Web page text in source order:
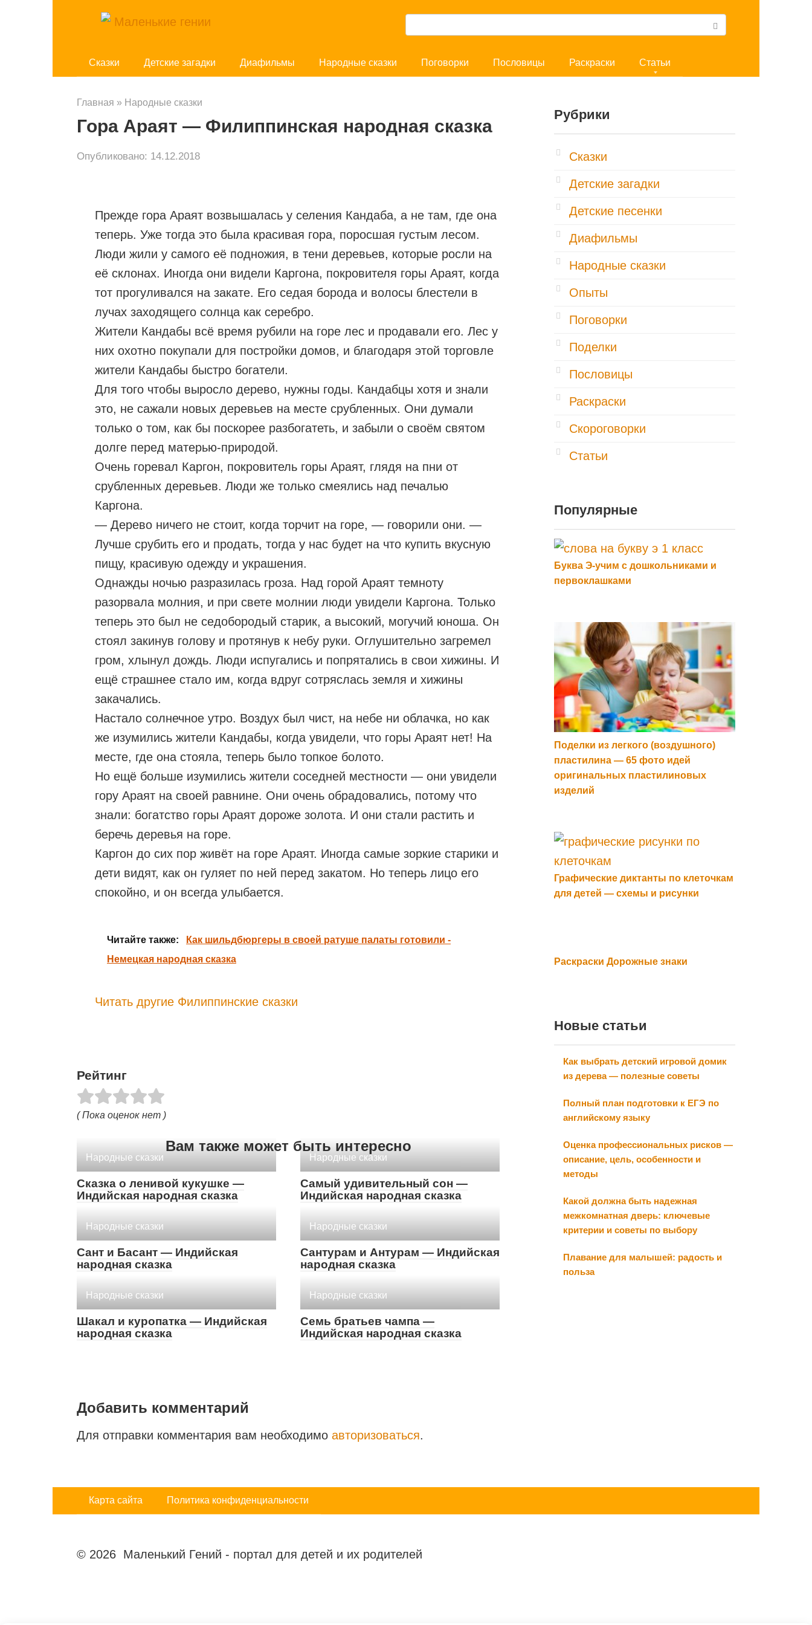
:
Cказки Детские загадки Диафильмы Народные сказки Поговорки Пословицы Раскраски Статьи
Главная » Народные сказки
Гора Араят — Филиппинская народная сказка
Опубликовано: 14.12.2018
Прежде гора Араят возвышалась у селения Кандаба, а не там, где она
теперь. Уже тогда это была красивая гора, поросшая густым лесом.
Люди жили у самого её подножия, в тени деревьев, которые росли на
её склонах. Иногда они видели Каргона, покровителя горы Араят, когда
тот прогуливался на закате. Его седая борода и волосы блестели в
лучах заходящего солнца как серебро.
Жители Кандабы всё время рубили на горе лес и продавали его. Лес у
них охотно покупали для постройки домов, и благодаря этой торговле
жители Кандабы быстро богатели.
Для того чтобы выросло дерево, нужны годы. Кандабцы хотя и знали
это, не сажали новых деревьев на месте срубленных. Они думали
только о том, как бы поскорее разбогатеть, и забыли о своём святом
долге перед матерью-природой.
Очень горевал Каргон, покровитель горы Араят, глядя на пни от
срубленных деревьев. Люди же только смеялись над печалью
Каргона.
— Дерево ничего не стоит, когда торчит на горе, — говорили они. —
Лучше срубить его и продать, тогда у нас будет на что купить вкусную
пищу, красивую одежду и украшения.
Однажды ночью разразилась гроза. Над горой Араят темноту
разорвала молния, и при свете молнии люди увидели Каргона. Только
теперь это был не седобородый старик, а высокий, могучий юноша. Он
стоял закинув голову и протянув к небу руки. Оглушительно загремел
гром, хлынул дождь. Люди испугались и попрятались в свои хижины. И
ещё страшнее стало им, когда вдруг сотряслась земля и хижины
закачались.
Настало солнечное утро. Воздух был чист, на небе ни облачка, но как
же изумились жители Кандабы, когда увидели, что горы Араят нет! На
месте, где она стояла, теперь было топкое болото.
Но ещё больше изумились жители соседней местности — они увидели
гору Араят на своей равнине. Они очень обрадовались, потому что
знали: богатство горы Араят дороже золота. И они стали растить и
беречь деревья на горе.
Каргон до сих пор живёт на горе Араят. Иногда самые зоркие старики и
дети видят, как он гуляет по ней перед закатом. Но теперь лицо его
спокойно, и он всегда улыбается.
Читайте также:
Как шильдбюргеры в своей ратуше палаты готовили -
Немецкая народная сказка
Читать другие Филиппинские сказки
Рейтинг
( Пока оценок нет )
Вам также может быть интересно
Народные сказки
Сказка о ленивой кукушке —
Индийская народная сказка
Народные сказки
Самый удивительный сон —
Индийская народная сказка
Народные сказки
Сант и Басант — Индийская
народная сказка
Народные сказки
Сантурам и Антурам — Индийская
народная сказка
Народные сказки
Шакал и куропатка — Индийская
народная сказка
Народные сказки
Семь братьев чампа —
Индийская народная сказка
Добавить комментарий
Для отправки комментария вам необходимо авторизоваться.
Рубрики
Cказки
Детские загадки
Детские песенки
Диафильмы
Народные сказки
Опыты
Поговорки
Поделки
Пословицы
Раскраски
Скороговорки
Статьи
Популярные
Буква Э-учим с дошкольниками и
первоклашками
Поделки из легкого (воздушного)
пластилина — 65 фото идей
оригинальных пластилиновых
изделий
Графические диктанты по клеточкам
для детей — схемы и рисунки
Раскраски Дорожные знаки
Новые статьи
Как выбрать детский игровой домик
из дерева — полезные советы
Полный план подготовки к ЕГЭ по
английскому языку
Оценка профессиональных рисков —
описание, цель, особенности и
методы
Какой должна быть надежная
межкомнатная дверь: ключевые
критерии и советы по выбору
Плавание для малышей: радость и
польза
Карта сайта Политика конфиденциальности
© 2026 Маленький Гений - портал для детей и их родителей